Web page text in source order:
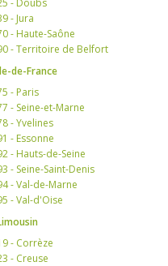
- Doubs
- Jura
- Haute-Saône
- Territoire de Belfort
de-France
- Paris
- Seine-et-Marne
- Yvelines
- Essonne
- Hauts-de-Seine
- Seine-Saint-Denis
- Val-de-Marne
- Val-d'Oise
- Corrèze
- Creuse